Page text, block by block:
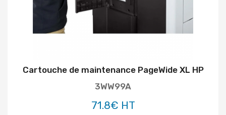
Cartouche de maintenance PageWide XL HP
3WW99A
71.8€ HT